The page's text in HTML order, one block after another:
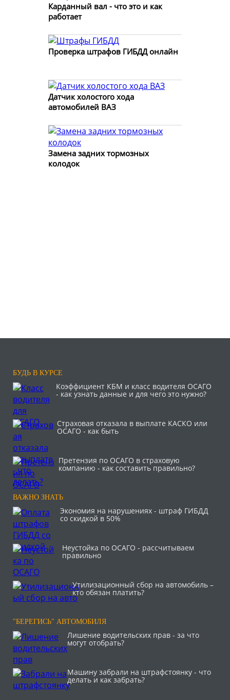
Карданный вал - что это и как
работает
Проверка штрафов ГИБДД онлайн
Датчик холостого хода
автомобилей ВАЗ
Замена задних тормозных
колодок
БУДЬ В КУРСЕ
Коэффициент КБМ и класс водителя ОСАГО
- как узнать данные и для чего это нужно?
Страховая отказала в выплате КАСКО или
ОСАГО - как быть
Претензия по ОСАГО в страховую
компанию - как составить правильно?
ВАЖНО ЗНАТЬ
Экономия на нарушениях - штраф ГИБДД
со скидкой в 50%
Неустойка по ОСАГО - рассчитываем
правильно
Утилизационный сбор на автомобиль –
кто обязан платить?
"БЕРЕГИСЬ" АВТОМОБИЛЯ
Лишение водительских прав - за что
могут отобрать?
Машину забрали на штрафстоянку - что
делать и как забрать?